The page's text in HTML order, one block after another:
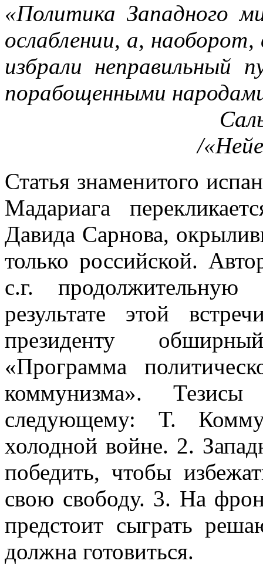
«Политика Западного
ослаблении, а,
избрали
порабощенными
/
Статья знаменитого
Мадариага
Давида Сарнова,
только российской.
с.г.
результате этой
президенту
«Программа
коммунизма».
следующему: Т.
холодной войне. 2.
победить, чтобы
свою свободу. 3. На
предстоит сыграть
должна готовиться.